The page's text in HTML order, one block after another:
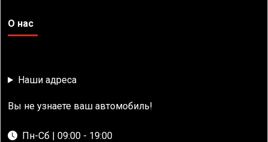
О нас
Наши адреса
Вы не узнаете ваш автомобиль!
Пн-Сб | 09:00 - 19:00